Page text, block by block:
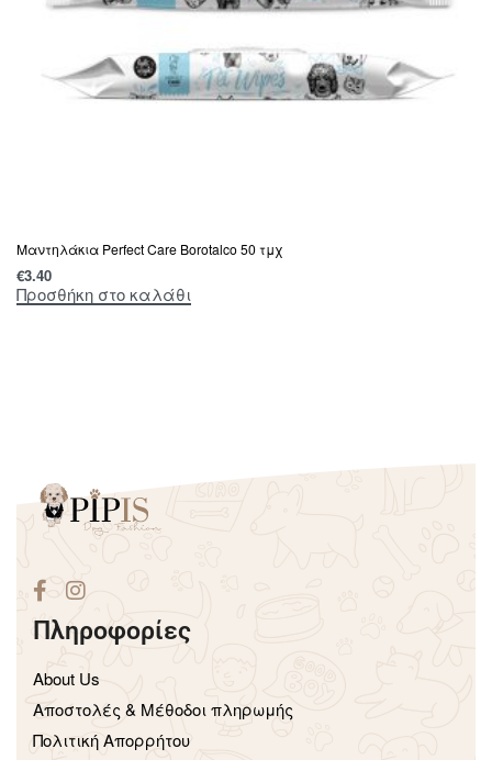
Μαντηλάκια Perfect Care Borotalco 50 τμχ
€3.40
Προσθήκη στο καλάθι
Πληροφορίες
About Us
Aποστολές & Μέθοδοι πληρωμής
Πολιτική Απορρήτου